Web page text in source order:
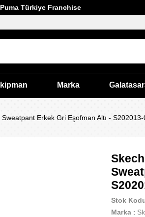
Puma Türkiye Franchise
Marka
Erkek Gri Eşofman Altı - S202013-
Stok
Marka :